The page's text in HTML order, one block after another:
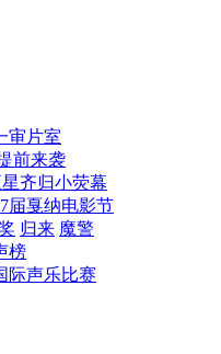
审片室
前来袭
齐归小荧幕
届戛纳电影节
归来 魔警
榜
际声乐比赛